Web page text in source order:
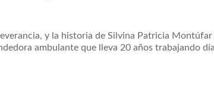
y la historia de Silvina Patricia Montúfar
ambulante que lleva 20 años trabajando